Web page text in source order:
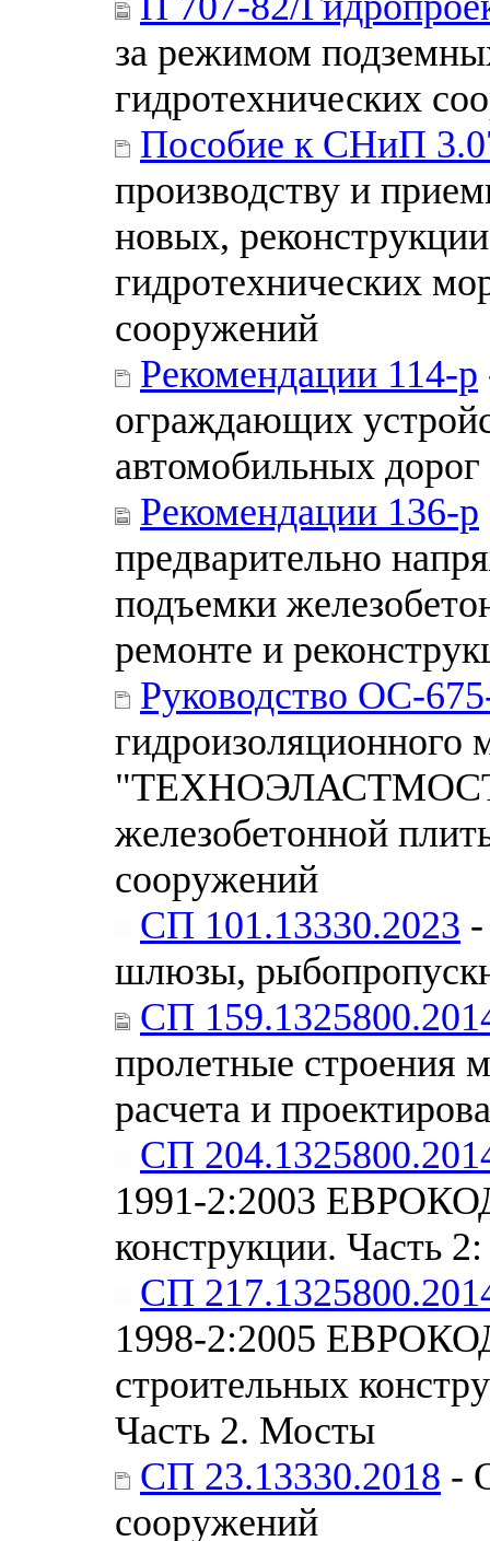
за режимом
гидротехнических
Пособие к СНиП
производству и
новых,
гидротехнических
сооружений
Рекомендации 114-р
ограждающих
автомобильных дорог
Рекомендации 136-р
предварительно
подъемки
ремонте и
Руководство ОС-
гидроизоляционного
"ТЕХНОЭЛАСТМОСТ"
железобетонной
сооружений
СП 101.13330.2023
шлюзы,
СП
пролетные строения
расчета и
СП
1991-2:2003
конструкции. Часть
СП
1998-2:2005
строительных
Часть 2. Мосты
СП 23.13330.2018 -
сооружений